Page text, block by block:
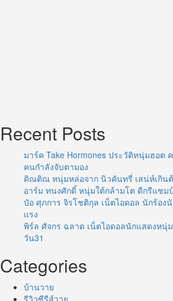
Recent Posts
มาร์ค Take Hormones ประวัติหนุ่มฮอ
คนกำลังจับตามอง
ติณติณ หนุ่มหล่อจาก นิวคันทรี่ เสน่ห์เกิน
อาร์ม ทนงศักดิ์ หนุ่มใต้กล้ามโต ดีกรีแชม
ป๋อ ศุภการ จิรโชติกุล เน็ตไอดอล นักร้อง
แรง
พิร์ล ศัจกร ฉลาด เน็ตไอดอลนักแสดงหนุ่
วัน31
Categories
บ้านวาย
รีวิวซีรีส์วาย